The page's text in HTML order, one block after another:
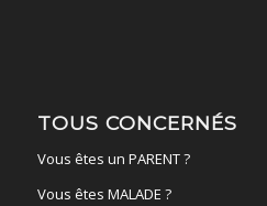
TOUS CONCERNÉS
Vous êtes un PARENT ?
Vous êtes MALADE ?